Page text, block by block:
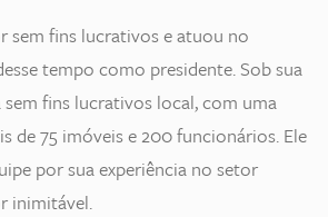
sem fins lucrativos e atuou no
tempo como presidente. Sob sua
fins lucrativos local, com uma
de 75 imóveis e 200 funcionários. Ele
por sua experiência no setor
inimitável.